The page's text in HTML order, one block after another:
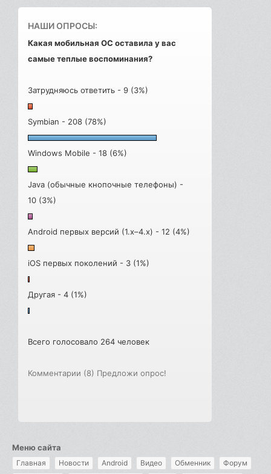
НАШИ ОПРОСЫ:
Какая мобильная ОС оставила у вас
самые теплые воспоминания?
Затрудняюсь ответить - 9 (3%)
Symbian - 208 (78%)
Windows Mobile - 18 (6%)
Java (обычные кнопочные телефоны) -
10 (3%)
Android первых версий (1.x–4.x) - 12 (4%)
iOS первых поколений - 3 (1%)
Другая - 4 (1%)
Всего голосовало 264 человек
Комментарии (8) Предложи опрос!
Меню сайта
Главная Новости Android Видео Обменник Форум